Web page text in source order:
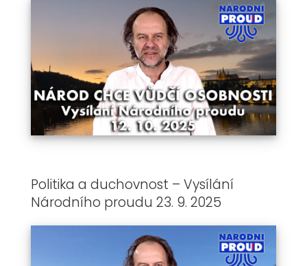
Politika a duchovnost – Vysílání
Národního proudu 23. 9. 2025